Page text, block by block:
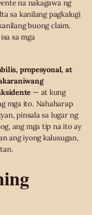
na nakagawa ng
sa kanilang pagkalugi
buong claim.
sa mga
propesyonal, at
— at kung
mga ito. Nahaharap
pinsala sa lugar ng
ang mga tip na ito ay
ang iyong kalusugan,